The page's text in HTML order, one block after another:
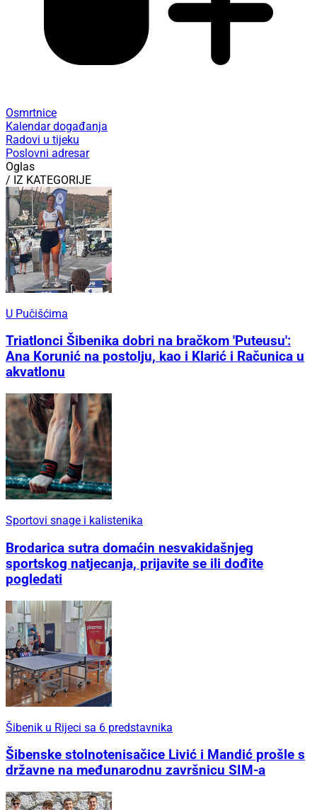
Osmrtnice
Kalendar događanja
Radovi u tijeku
Poslovni adresar
Oglas
/ IZ KATEGORIJE
U Pučišćima
Triatlonci Šibenika dobri na bračkom 'Puteusu':
Ana Korunić na postolju, kao i Klarić i Računica u
akvatlonu
Sportovi snage i kalistenika
Brodarica sutra domaćin nesvakidašnjeg
sportskog natjecanja, prijavite se ili dođite
pogledati
Šibenik u Rijeci sa 6 predstavnika
Šibenske stolnotenisačice Livić i Mandić prošle s
državne na međunarodnu završnicu SIM-a